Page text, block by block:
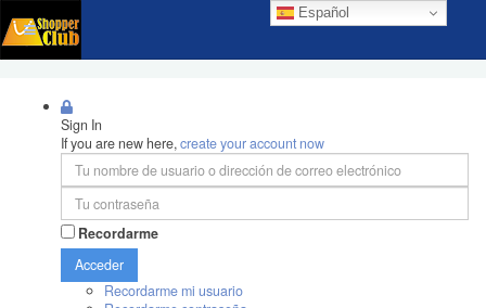
Español
Sign In
If you are new here,create your account now
Recordarme
Acceder
Recordarme mi usuario